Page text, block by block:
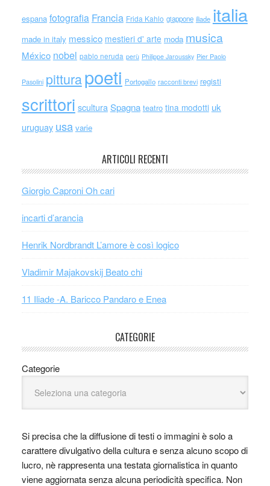
espana fotografia Francia Frida Kahlo giappone iliade italia
made in italy messico mestieri d' arte moda musica
México nobel pablo neruda perù Philippe Jaroussky Pier Paolo
Pasolini pitturapoeti Portogallo racconti brevi registi
scrittori scultura Spagna teatro tina modotti uk
uruguay usa varie
ARTICOLI RECENTI
Giorgio Caproni Oh cari
incarti d’arancia
Henrik Nordbrandt L’amore è così logico
Vladimir Majakovskij Beato chi
11 Iliade -A. Baricco Pandaro e Enea
CATEGORIE
Categorie
Si precisa che la diffusione di testi o immagini è solo a
carattere divulgativo della cultura e senza alcuno scopo di
lucro, nè rappresenta una testata giornalistica in quanto
viene aggiornata senza alcuna periodicità specifica. Non